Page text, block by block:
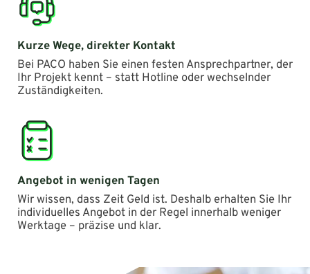
Kurze Wege, direkter Kontakt
Bei PACO haben Sie einen festen Ansprechpartner, der
Ihr Projekt kennt – statt Hotline oder wechselnder
Zuständigkeiten.
Angebot in wenigen Tagen
Wir wissen, dass Zeit Geld ist. Deshalb erhalten Sie Ihr
individuelles Angebot in der Regel innerhalb weniger
Werktage – präzise und klar.